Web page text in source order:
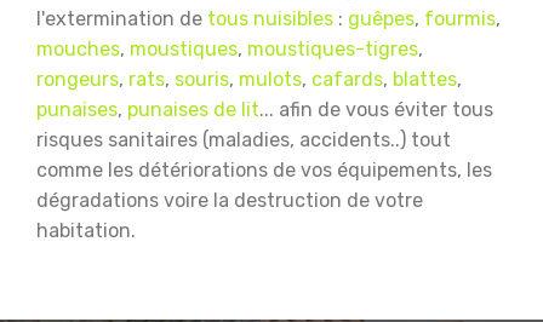
l'extermination de tous nuisibles : guêpes, fourmis,
mouches, moustiques, moustiques-tigres,
rongeurs, rats, souris, mulots, cafards, blattes,
punaises, punaises de lit... afin de vous éviter tous
risques sanitaires (maladies, accidents..) tout
comme les détériorations de vos équipements, les
dégradations voire la destruction de votre
habitation.